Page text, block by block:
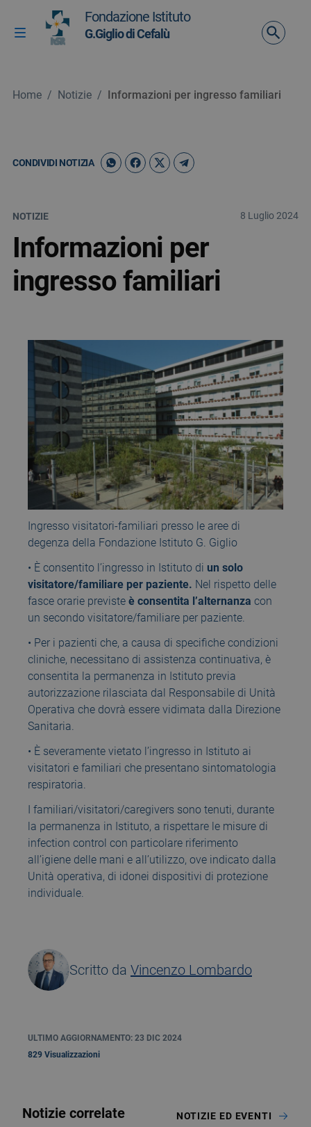
Vai ai contenuti
Vai al menu di navigazione
Vai al footer
Attiva / disattiva la navigazione
Fondazione Istituto
G.Giglio di Cefalù
Home / Notizie / Informazioni per ingresso familiari
CONDIVIDI NOTIZIA
NOTIZIE 8 Luglio 2024
Informazioni per
ingresso familiari
Ingresso visitatori-familiari presso le aree di
degenza della Fondazione Istituto G. Giglio
• È consentito l’ingresso in Istituto di un solo
visitatore/familiare per paziente. Nel rispetto delle
fasce orarie previste è consentita l’alternanza con
un secondo visitatore/familiare per paziente.
• Per i pazienti che, a causa di specifiche condizioni
cliniche, necessitano di assistenza continuativa, è
consentita la permanenza in Istituto previa
autorizzazione rilasciata dal Responsabile di Unità
Operativa che dovrà essere vidimata dalla Direzione
Sanitaria.
• È severamente vietato l’ingresso in Istituto ai
visitatori e familiari che presentano sintomatologia
respiratoria.
I familiari/visitatori/caregivers sono tenuti, durante
la permanenza in Istituto, a rispettare le misure di
infection control con particolare riferimento
all’igiene delle mani e all’utilizzo, ove indicato dalla
Unità operativa, di idonei dispositivi di protezione
individuale.
Scritto da Vincenzo Lombardo
ULTIMO AGGIORNAMENTO: 23 DIC 2024
829 Visualizzazioni
Notizie correlate NOTIZIE ED EVENTI